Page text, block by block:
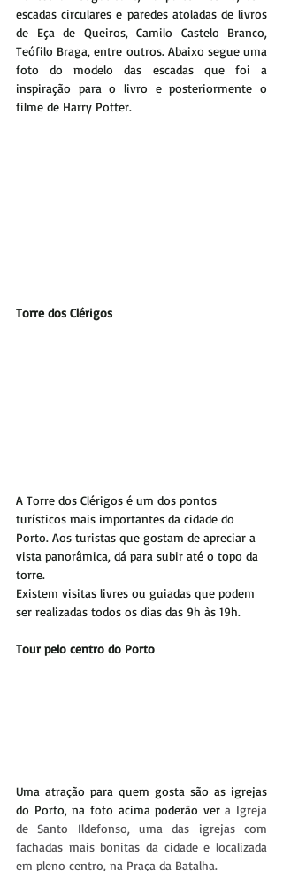
escadas circulares e paredes atoladas de livros
de Eça de Queiros, Camilo Castelo Branco,
Teófilo Braga, entre outros. Abaixo segue uma
foto do modelo das escadas que foi a
inspiração para o livro e posteriormente o
filme de Harry Potter.
Torre dos Clérigos
A Torre dos Clérigos é um dos pontos
turísticos mais importantes da cidade do
Porto. Aos turistas que gostam de apreciar a
vista panorâmica, dá para subir até o topo da
torre.
Existem visitas livres ou guiadas que podem
ser realizadas todos os dias das 9h às 19h.
Tour pelo centro do Porto
Uma atração para quem gosta são as igrejas
do Porto, na foto acima poderão ver a Igreja
de Santo Ildefonso, uma das igrejas com
fachadas mais bonitas da cidade e localizada
em pleno centro, na Praça da Batalha.